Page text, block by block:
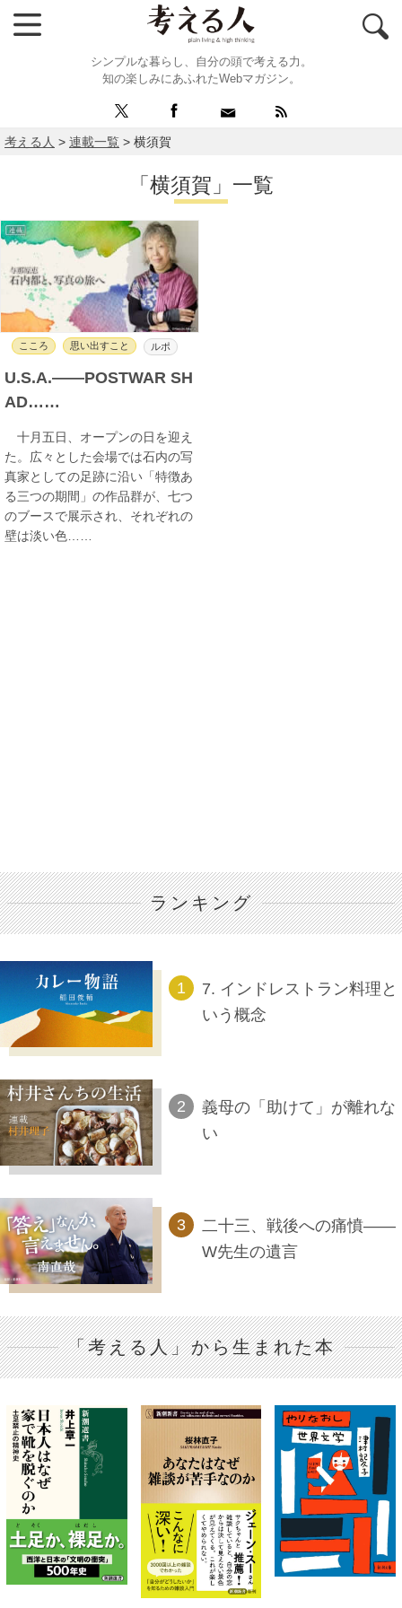
シンプルな暮らし、自分の頭で考える力。
知の楽しみにあふれたWebマガジン。
考える人 > 連載一覧 > 横須賀
「横須賀」一覧
こころ 思い出すこと ルポ
U.S.A.――POSTWAR SH
AD……
十月五日、オープンの日を迎え
た。広々とした会場では石内の写
真家としての足跡に沿い「特徴あ
る三つの期間」の作品群が、七つ
のブースで展示され、それぞれの
壁は淡い色……
ランキング
7. インドレストラン料理と
いう概念
義母の「助けて」が離れな
い
二十三、戦後への痛憤――
W先生の遺言
「考える人」から生まれた本